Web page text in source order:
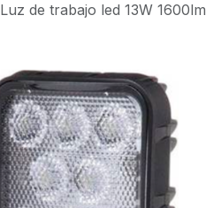
Luz de trabajo led 13W 1600lm